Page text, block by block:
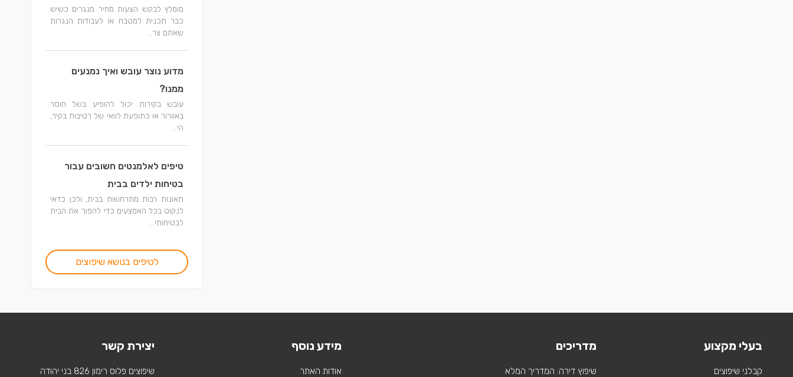
מומלץ לבקש הצעות מחיר מנגרים כשיש
כבר תכנית למטבח או לעבודות הנגרות
שאתם צר...
מדוע נוצר עובש ואיך נמנעים
ממנו?
עובש בקירות יכול להופיע בשל חוסר
באוורור או כתופעת לוואי של רטיבות בקיר,
הי...
טיפים לאלמנטים חשובים עבור
בטיחות ילדים בבית
תאונות רבות מתרחשות בבית, ולכן כדאי
לנקוט בכל האמצעים כדי להפוך את הבית
לבטיחותי...
לטיפים בנושא שיפוצים
בעלי מקצוע
קבלני שיפוצים
מדריכים
שיפוץ דירה: המדריך המלא
מידע נוסף
אודות האתר
יצירת קשר
שיפוצים פלוס רימון 826 בני יהודה